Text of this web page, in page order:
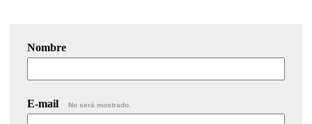
Nombre
E-mail No será mostrado.